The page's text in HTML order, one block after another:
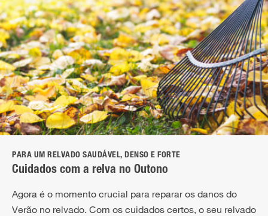
PARA UM RELVADO SAUDÁVEL, DENSO E FORTE
Cuidados com a relva no Outono
Agora é o momento crucial para reparar os danos do
Verão no relvado. Com os cuidados certos, o seu relvado